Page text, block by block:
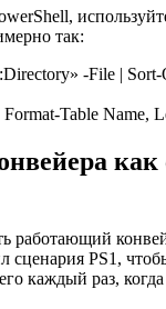
так:
-File |
Format-Table Name,
как
работающий
сценария PS1,
каждый раз,